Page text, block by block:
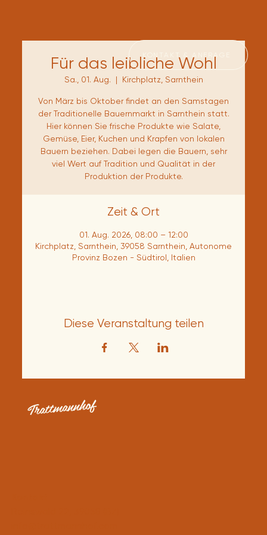
KONTAKT & ANFRAGE
Für das leibliche Wohl
Sa., 01. Aug.
  |
Kirchplatz, Sarnthein
Von März bis Oktober findet an den Samstagen
der Traditionelle Bauernmarkt in Sarnthein statt.
Hier können Sie frische Produkte wie Salate,
Gemüse, Eier, Kuchen und Krapfen von lokalen
Bauern beziehen. Dabei legen die Bauern, sehr
viel Wert auf Tradition und Qualität in der
Produktion der Produkte.
Zeit & Ort
01. Aug. 2026, 08:00 – 12:00
Kirchplatz, Sarnthein, 39058 Sarnthein, Autonome
Provinz Bozen - Südtirol, Italien
Diese Veranstaltung teilen
Trattmannhof